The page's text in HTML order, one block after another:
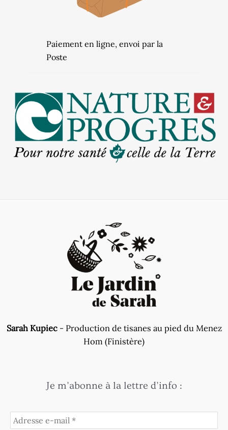
Paiement en ligne, envoi par la
Poste
Sarah Kupiec- Production de tisanes au pied du Menez
Hom (Finistère)
Je m’abonne à la lettre d’info :